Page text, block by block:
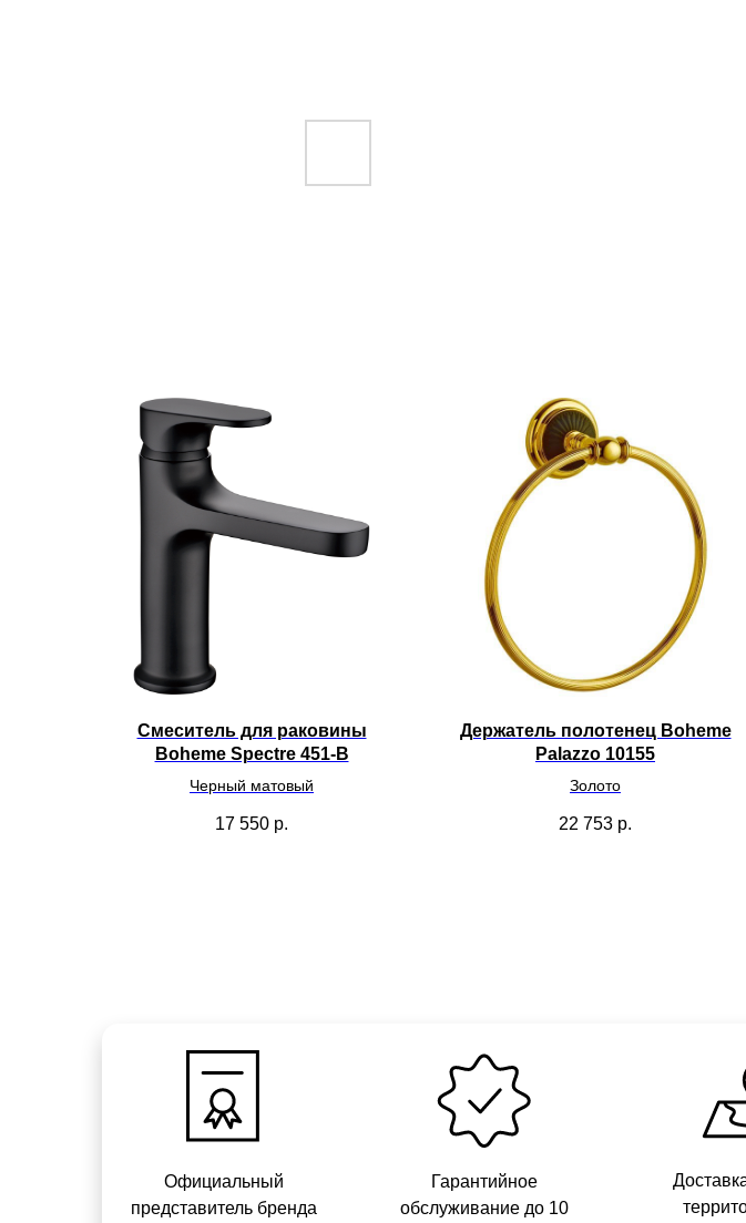
Смеситель для раковины
Boheme Spectre 451-B
Черный матовый
17 550 р.
Держатель полотенец Boheme
Palazzo 10155
Золото
22 753 р.
Официальный
представитель бренда
Гарантийное
обслуживание до 10